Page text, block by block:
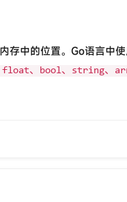
存中的位置。Go语言中
float、bool、string、